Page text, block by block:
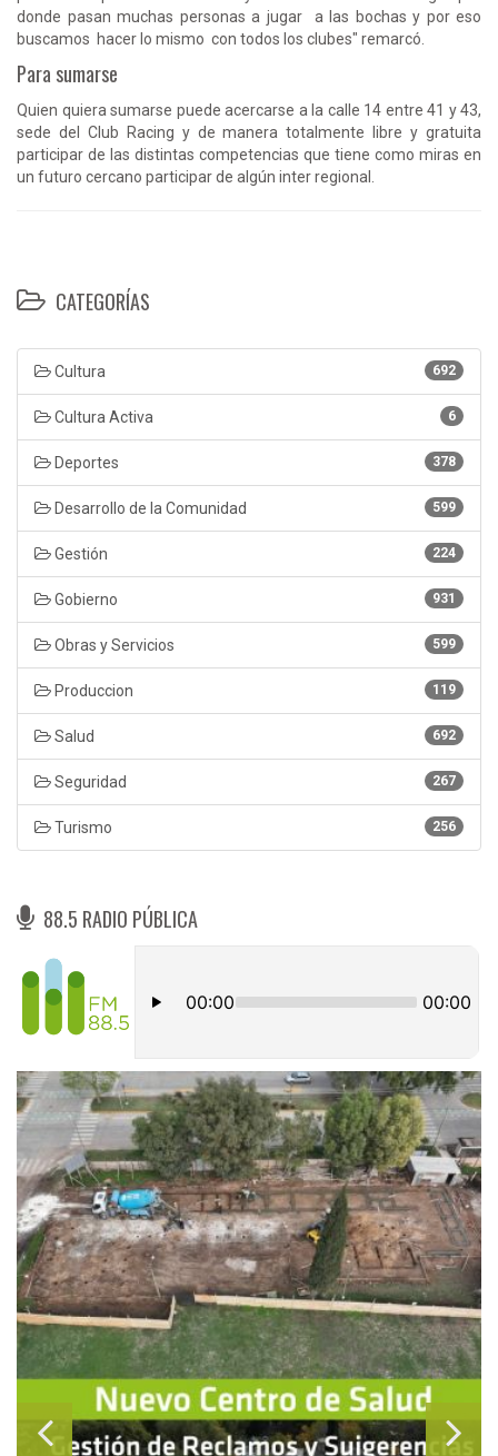
donde pasan muchas personas a jugar a las bochas y por eso
buscamos hacer lo mismo con todos los clubes" remarcó.
Para sumarse
Quien quiera sumarse puede acercarse a la calle 14 entre 41 y 43,
sede del Club Racing y de manera totalmente libre y gratuita
participar de las distintas competencias que tiene como miras en
un futuro cercano participar de algún inter regional.
CATEGORÍAS
692
Cultura
6
Cultura Activa
378
Deportes
599
Desarrollo de la Comunidad
224
Gestión
931
Gobierno
599
Obras y Servicios
119
Produccion
692
Salud
267
Seguridad
256
Turismo
88.5 RADIO PÚBLICA